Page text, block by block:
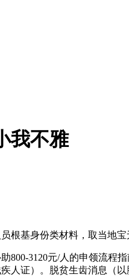
我不雅
基身份类材料，取当地宝
3120元/人的申领流程
人证）。脱贫生齿消息（